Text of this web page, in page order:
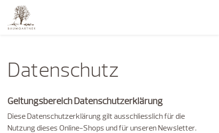
Datenschutz
Geltungsbereich Datenschutzerklärung
Diese Datenschutzerklärung gilt ausschliesslich für die
Nutzung dieses Online-Shops und für unseren Newsletter.